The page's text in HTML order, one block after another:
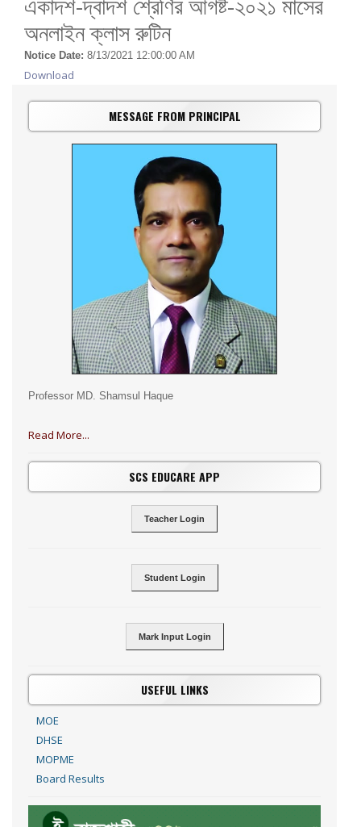
অনলাইন ক্লাস রুটিন
Notice Date: 8/13/2021 12:00:00 AM
Download
MESSAGE FROM PRINCIPAL
Professor MD. Shamsul Haque
Read More...
SCS EDUCARE APP
Teacher Login
Student Login
Mark Input Login
USEFUL LINKS
MOE
DHSE
MOPME
Board Results